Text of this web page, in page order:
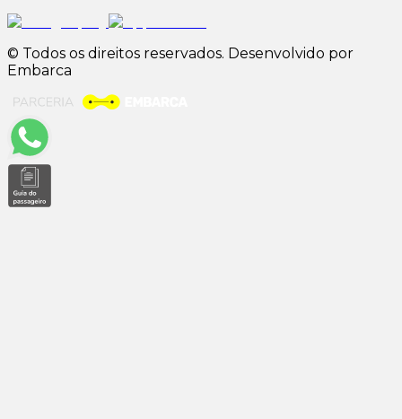
© Todos os direitos reservados. Desenvolvido por
Embarca